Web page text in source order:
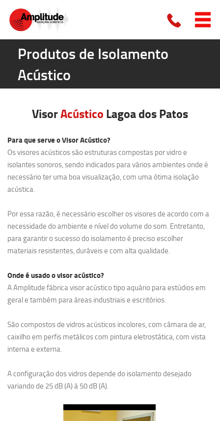
Produtos de Isolamento
Acústico
VisorAcústico Lagoa dos Patos
Para que serve o Visor Acústico?
Os visores acústicos são estruturas compostas por vidro e
isolantes sonoros, sendo indicados para vários ambientes onde é
necessário ter uma boa visualização, com uma ótima isolação
acústica.
Por essa razão, é necessário escolher os visores de acordo com a
necessidade do ambiente e nível do volume do som. Entretanto,
para garantir o sucesso do isolamento é preciso escolher
materiais resistentes, duráveis e com alta qualidade.
Onde é usado o visor acústico?
A Amplitude fábrica visor acústico tipo aquário para estúdios em
geral e também para áreas industriais e escritórios.
São compostos de vidros acústicos incolores, com câmara de ar,
caixilho em perfis metálicos com pintura eletrostática, com vista
interna e externa.
A configuração dos vidros depende do isolamento desejado
variando de 25 dB (A) à 50 dB (A).